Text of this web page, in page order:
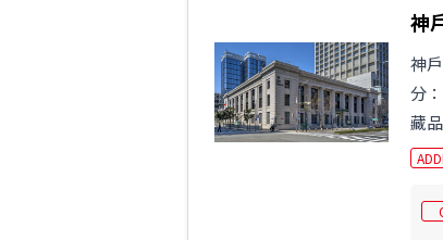
神
神
分
藏